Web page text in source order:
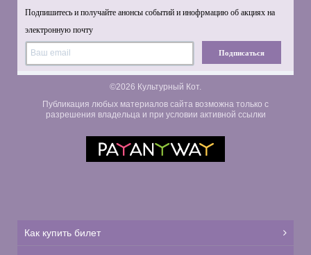
Подпишитесь и получайте анонсы событий и инофрмацию об акциях на
электронную почту
Подписаться
©2026 Культурный Кот.
Публикация любых материалов сайта возможна только с
разрешения владельца и при условии активной ссылки
Как купить билет